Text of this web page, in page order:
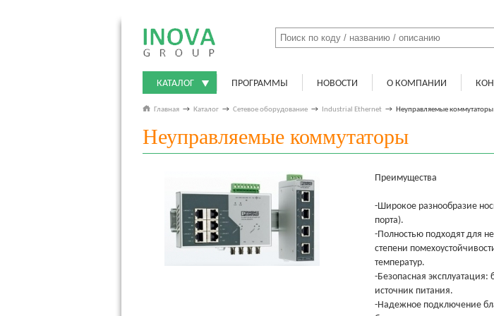
КАТАЛОГ ПРОГРАММЫ НОВОСТИ О КОМПАНИИ
Главная → Каталог → Сетевое оборудование → Industrial Ethernet → Неуправляемые коммутаторы
Неуправляемые коммутаторы
Преимущества
-Широкое разнообразие
порта).
-Полностью подходят для
степени
температур.
-Безопасная
источник питания.
-Надежное подключение